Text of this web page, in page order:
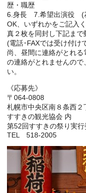
歴・職歴
6.身長 7.希望出演役 (
OK、いずれかをご記入
真２枚を同封し下記まで
(電話･FAXでは受け付け
尚、昼間に連絡がとれ
の連絡がとれませんの
い。
《応募先》
〒064-0808
札幌市中央区南８条西
すすきの観光協会 内
第52回すすきの祭り実
TEL 518-2005